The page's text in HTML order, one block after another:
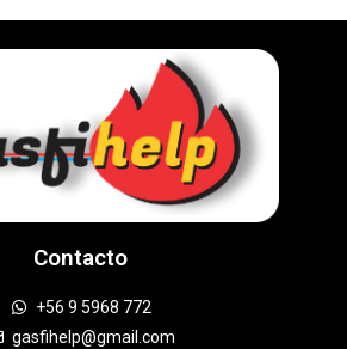
Contacto
+56 9 5968 772
gasfihelp@gmail.com